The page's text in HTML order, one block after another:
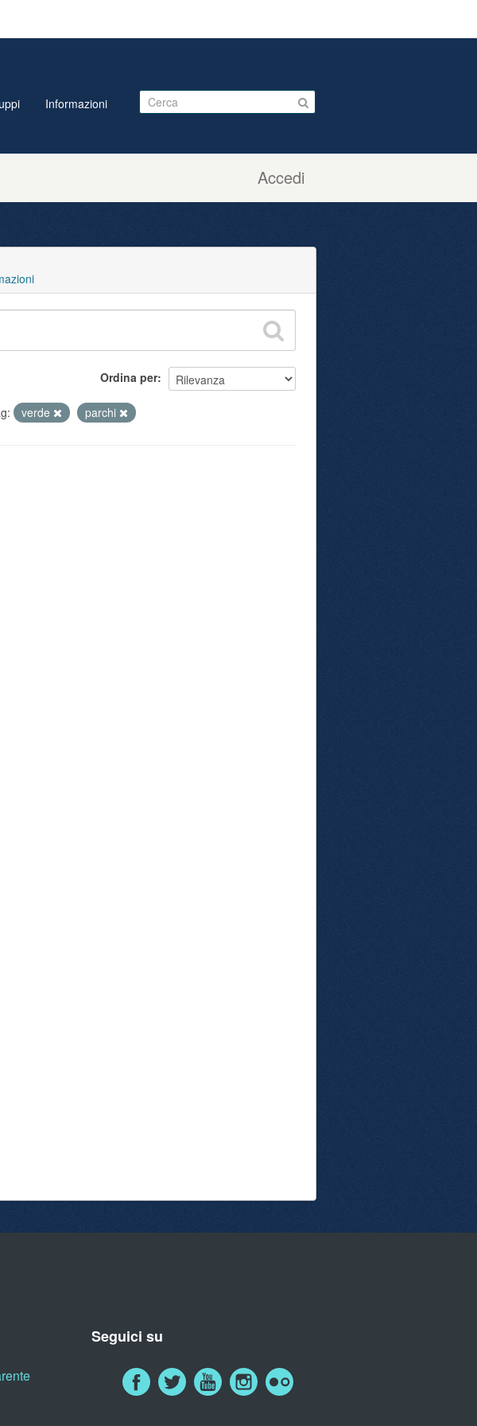
Accedi
Informazioni
Ordina per
verde parchi
Seguici su